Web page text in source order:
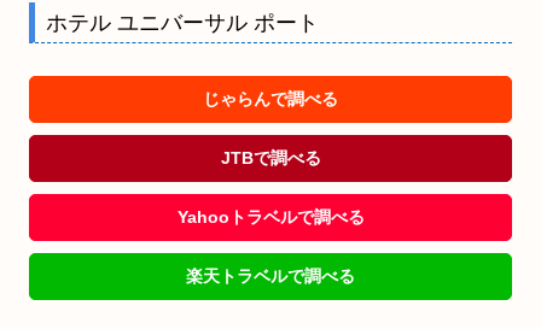
ホテル ユニバーサル ポート
じゃらんで調べる
JTBで調べる
Yahooトラベルで調べる
楽天トラベルで調べる